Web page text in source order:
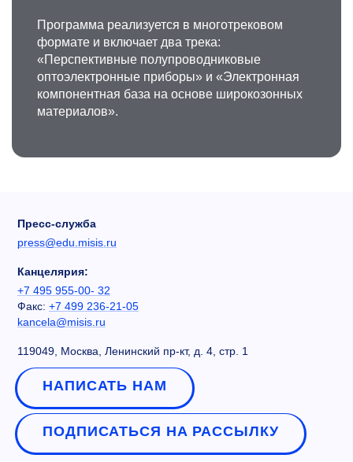
Программа реализуется в многотрековом
формате и включает два трека:
«Перспективные полупроводниковые
оптоэлектронные приборы» и «Электронная
компонентная база на основе широкозонных
материалов».
Пресс-служба
press@edu.misis.ru
Канцелярия:
+7 495 955-00- 32
Факс: +7 499 236-21-05
kancela@misis.ru
119049, Москва, Ленинский пр-кт, д. 4, стр. 1
НАПИСАТЬ НАМ
ПОДПИСАТЬСЯ НА РАССЫЛКУ